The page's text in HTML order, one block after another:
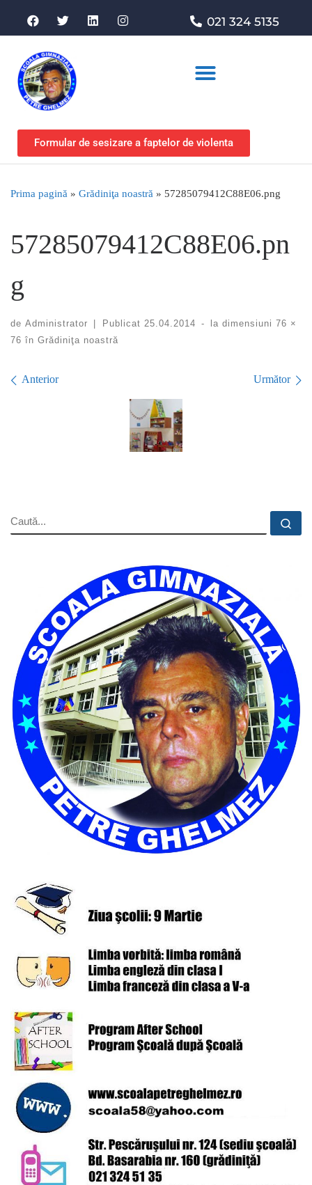
021 324 5135
Formular de sesizare a faptelor de violenta
Prima pagină » Grădiniţa noastră » 57285079412C88E06.png
57285079412C88E06.pn
g
de Administrator | Publicat 25.04.2014 - la dimensiuni 76 ×
76 în Grădiniţa noastră
Navigare în imagini
Anterior Următor